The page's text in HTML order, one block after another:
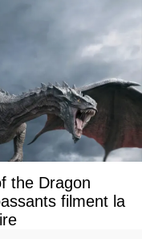
the Dragon
filment la